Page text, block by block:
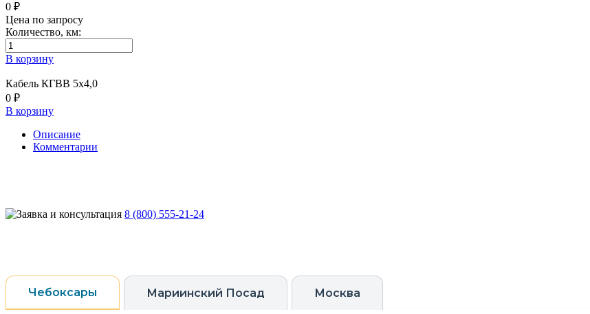
0 ₽
Цена по запросу
Количество, км:
В корзину
Кабель КГВВ 5х4,0
0 ₽
В корзину
Описание
Комментарии
8 (800) 555-21-24
Чебоксары Мариинский Посад Москва